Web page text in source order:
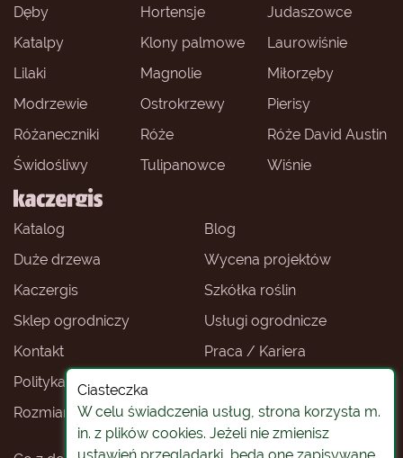
Ciasteczka
W celu świadczenia usług, strona korzysta m.
in. z plików cookies. Jeżeli nie zmienisz
Katalog
Blog
Duże drzewa
Wycena projektów
Kaczergis
Szkółka roślin
Sklep ogrodniczy
Usługi ogrodnicze
Kontakt
Praca / Kariera
Polityka prywatności
Rozmiary roślin
Sklep ogrodniczy -
Wrocław
Dęby
Hortensje
Judaszowce
Katalpy
Klony palmowe
Laurowiśnie
Lilaki
Magnolie
Miłorzęby
Modrzewie
Ostrokrzewy
Pierisy
Różaneczniki
Róże
Róże David Austin
Świdośliwy
Tulipanowce Wiśnie